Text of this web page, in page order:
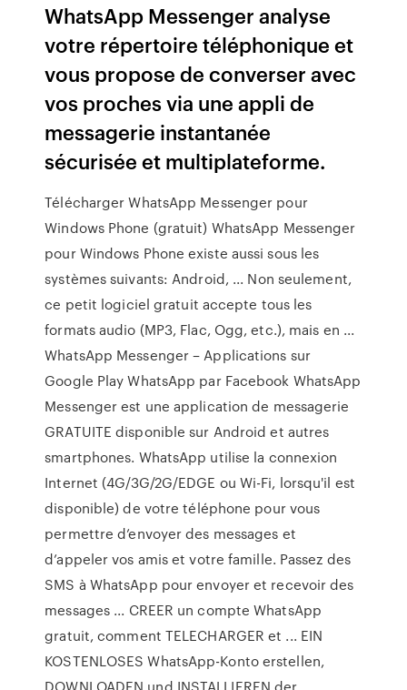
WhatsApp Messenger analyse
votre répertoire téléphonique et
vous propose de converser avec
vos proches via une appli de
messagerie instantanée
sécurisée et multiplateforme.
Télécharger WhatsApp Messenger pour
Windows Phone (gratuit) WhatsApp Messenger
pour Windows Phone existe aussi sous les
systèmes suivants: Android, ... Non seulement,
ce petit logiciel gratuit accepte tous les
formats audio (MP3, Flac, Ogg, etc.), mais en ...
WhatsApp Messenger – Applications sur
Google Play WhatsApp par Facebook WhatsApp
Messenger est une application de messagerie
GRATUITE disponible sur Android et autres
smartphones. WhatsApp utilise la connexion
Internet (4G/3G/2G/EDGE ou Wi-Fi, lorsqu'il est
disponible) de votre téléphone pour vous
permettre d’envoyer des messages et
d’appeler vos amis et votre famille. Passez des
SMS à WhatsApp pour envoyer et recevoir des
messages ... CREER un compte WhatsApp
gratuit, comment TELECHARGER et ... EIN
KOSTENLOSES WhatsApp-Konto erstellen,
DOWNLOADEN und INSTALLIEREN der